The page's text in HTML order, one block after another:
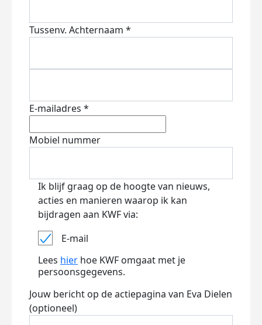
Tussenv. Achternaam *
E-mailadres *
Mobiel nummer
Ik blijf graag op de hoogte van nieuws,
acties en manieren waarop ik kan
bijdragen aan KWF via:
E-mail
Lees hier hoe KWF omgaat met je
persoonsgegevens.
Jouw bericht op de actiepagina van Eva Dielen
(optioneel)